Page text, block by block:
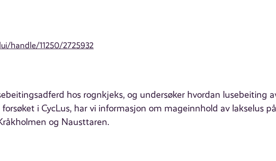
handle/11250/2725932
hos rognkjeks, og undersøker hvordan lusebeiting
i CycLus, har vi informasjon om mageinnhold av lakselus
og Nausttaren.